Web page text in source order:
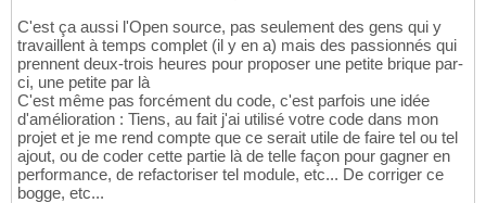
C'est ça aussi l'Open source, pas seulement des gens qui y
travaillent à temps complet (il y en a) mais des passionnés qui
prennent deux-trois heures pour proposer une petite brique par-
ci, une petite par là
C'est même pas forcément du code, c'est parfois une idée
d'amélioration : Tiens, au fait j'ai utilisé votre code dans mon
projet et je me rend compte que ce serait utile de faire tel ou tel
ajout, ou de coder cette partie là de telle façon pour gagner en
performance, de refactoriser tel module, etc... De corriger ce
bogge, etc...